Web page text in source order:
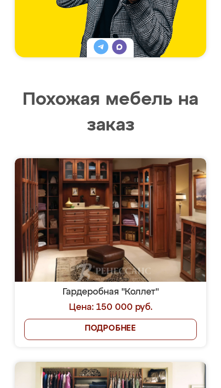
Похожая мебель на
заказ
Гардеробная "Коллет"
Цена: 150 000 руб.
ПОДРОБНЕЕ